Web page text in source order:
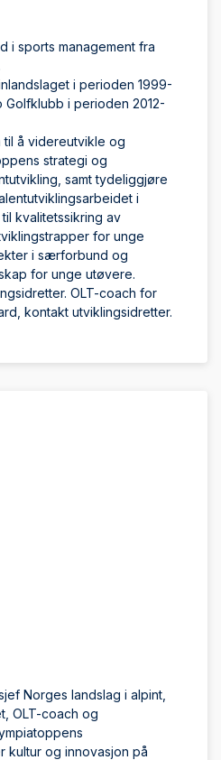
i sports management fra
i perioden 1999-
Golfklubb i perioden 2012-
til å videreutvikle og
strategi og
samt tydeliggjøre
i
kvalitetssikring av
for unge
i særforbund og
for unge utøvere.
OLT-coach for
kontakt utviklingsidretter.
Norges landslag i alpint,
OLT-coach og
kultur og innovasjon på